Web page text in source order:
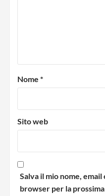
Nome *
Sito web
Salva il mio nome,
browser per la